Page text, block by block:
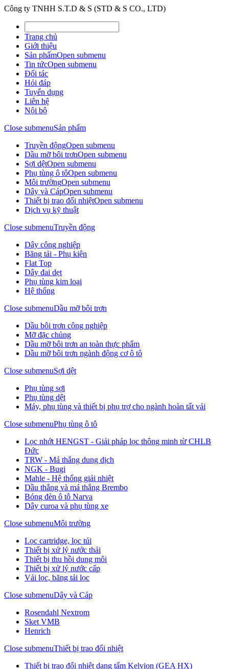
Công ty TNHH S.T.D & S (STD & S CO., LTD)
Trang chủ
Giới thiệu
Sản phẩmOpen submenu
Tin tứcOpen submenu
Đối tác
Hỏi đáp
Tuyển dụng
Liên hệ
Nội bộ
Close submenuSản phẩm
Truyền độngOpen submenu
Dầu mỡ bôi trơnOpen submenu
Sợi dệtOpen submenu
Phụ tùng ô tôOpen submenu
Môi trườngOpen submenu
Dây và CápOpen submenu
Thiết bị trao đổi nhiệtOpen submenu
Dịch vụ kỹ thuật
Close submenuTruyền động
Dây công nghiệp
Băng tải - Phụ kiện
Flat Top
Dây đai dẹt
Phụ tùng kim loại
Hệ thống
Close submenuDầu mỡ bôi trơn
Dầu bôi trơn công nghiệp
Mỡ đặc chủng
Dầu mỡ bôi trơn an toàn thực phẩm
Dầu mỡ bôi trơn ngành động cơ ô tô
Close submenuSợi dệt
Phụ tùng sợi
Phụ tùng dệt
Máy, phụ tùng và thiết bị phụ trợ cho ngành hoàn tất vải
Close submenuPhụ tùng ô tô
Lọc nhớt HENGST - Giải pháp lọc thông minh từ CHLB
Đức
TRW - Má thắng dung dịch
NGK - Bugi
Mahle - Hệ thống giải nhiệt
Dầu thắng và má thắng Brembo
Bóng đèn ô tô Narva
Dây curoa và phụ tùng xe
Close submenuMôi trường
Lọc cartridge, lọc túi
Thiết bị xử lý nước thải
Thiết bị thu hồi dung môi
Thiết bị xử lý nước cấp
Vải lọc, băng tải lọc
Close submenuDây và Cáp
Rosendahl Nextrom
Sket VMB
Henrich
Close submenuThiết bị trao đổi nhiệt
Thiết bị trao đổi nhiệt dạng tấm Kelvion (GEA HX)